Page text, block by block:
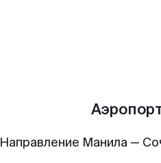
Направление Манила —